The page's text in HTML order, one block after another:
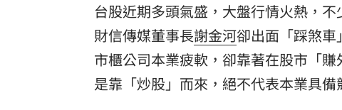
台股近期多頭氣盛，大盤行情火熱，
財信傳媒董事長謝金河卻出面「踩煞
市櫃公司本業疲軟，卻靠著在股市「
是靠「炒股」而來，絕不代表本業具備